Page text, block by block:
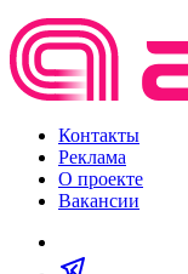
Контакты
Реклама
О проекте
Вакансии